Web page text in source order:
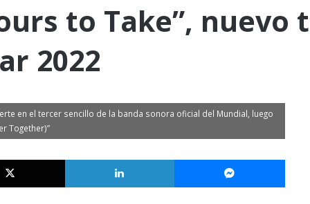
to Take”, nuevo
2022
en el tercer sencillo de la banda sonora oficial del Mundial, luego
Together)”
X LinkedIn